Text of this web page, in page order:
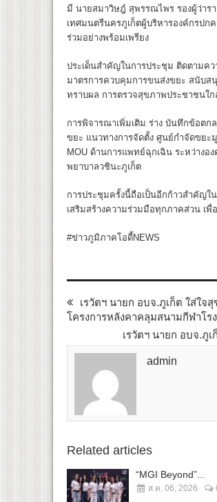
มี นายสมาวิษฎ์ สุพรรณไพร รองผู้ว่าร
เทศมนตรีนครภูเก็ตผู้บริหารองค์กรปก
ร่วมอย่างพร้อมเพรียง
ประเด็นสำคัญในการประชุม ติดตามค
มาตรการควบคุมการขนส่งขยะ สนับส
ทราบผล การตรวจสุขภาพประชาชนใ
การพิจารณาเพิ่มเติม ร่าง บันทึกข้อตก
ขยะ แนวทางการจัดตั้ง ศูนย์กำจัดขย
MOU ด้านการแพทย์ฉุกเฉิน ระหว่างอ
พยาบาลวชินะภูเก็ต
การประชุมครั้งนี้ถือเป็นอีกก้าวสำคัญ
เสริมสร้างความร่วมมือทุกภาคส่วน เ
#ข่าวภูมิภาคโอดี้NEWS
เรวัตฯ นายก อบจ.ภูเก็ต ใส่ใ
โครงการหลังคาคลุมสนามกีฬาโร
เรวัตฯ นายก อบจ.ภู
admin
Related articles
“MGI Beyond”...
ส.ค. 06, 2026